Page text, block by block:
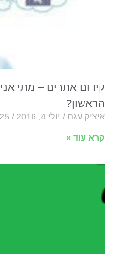
קידום אתרים – מתי
הראשון?
איציק עגם יולי 4, 2016
קרא עוד »